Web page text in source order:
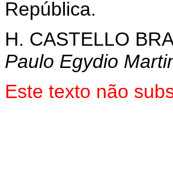
República.
H. CASTELLO
Paulo Egydio
Este texto não